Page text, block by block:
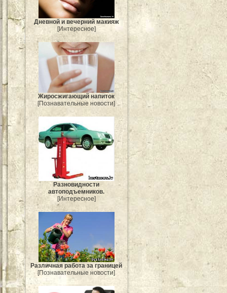
Дневной и вечерний макияж
[Интересное]
Жиросжигающий напиток
[Познавательные новости]
Разновидности
автоподъемников.
[Интересное]
Различная работа за границей
[Познавательные новости]